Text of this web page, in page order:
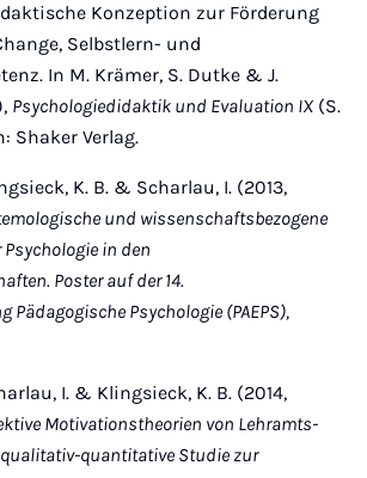
Konzeption zur Förderung
Selbstlern- und
In M. Krämer, S. Dutke & J.
Psychologiedidaktik und Evaluation IX (S.
Shaker Verlag.
K. B. & Scharlau, I. (2013,
und wissenschaftsbezogene
in den
Poster auf der 14.
Pädagogische Psychologie (PAEPS),
I. & Klingsieck, K. B. (2014,
Motivationstheorien von Lehr­­amts­
quantitative Studie zur